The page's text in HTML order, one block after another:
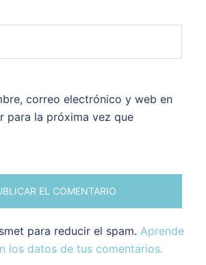
correo electrónico y web en
para la próxima vez que
para reducir el spam. Aprende
los datos de tus comentarios.